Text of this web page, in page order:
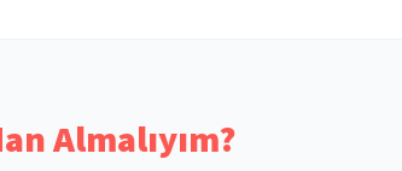
Almalıyım?